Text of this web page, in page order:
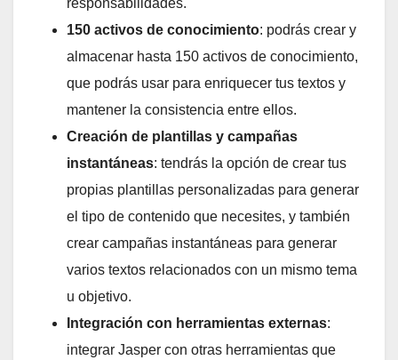
150 activos de conocimiento: podrás crear y
almacenar hasta 150 activos de conocimiento,
que podrás usar para enriquecer tus textos y
mantener la consistencia entre ellos.
Creación de plantillas y campañas
instantáneas: tendrás la opción de crear tus
propias plantillas personalizadas para generar
el tipo de contenido que necesites, y también
crear campañas instantáneas para generar
varios textos relacionados con un mismo tema
u objetivo.
Integración con herramientas externas:
integrar Jasper con otras herramientas que